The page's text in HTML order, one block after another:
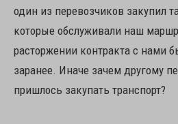
один из перевозчиков закупил
которые обслуживали наш
расторжении контракта с нами
заранее. Иначе зачем другому
пришлось закупать транспорт?